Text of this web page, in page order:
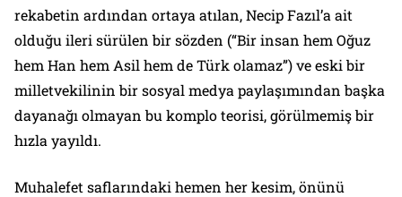
rekabetin ardından ortaya atılan, Necip Fazıl’a ait
olduğu ileri sürülen bir sözden (“Bir insan hem Oğuz
hem Han hem Asil hem de Türk olamaz”) ve eski bir
milletvekilinin bir sosyal medya paylaşımından başka
dayanağı olmayan bu komplo teorisi, görülmemiş bir
hızla yayıldı.
Muhalefet saflarındaki hemen her kesim, önünü